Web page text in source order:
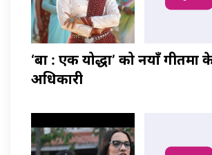
‘बा : एक योद्धा’ को नयाँ गीतमा
अधिकारी